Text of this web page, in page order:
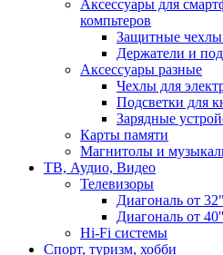
Аксессуары для
компьтеров
Защитные
Держатели и
Аксессуары разные
Чехлы для
Подсветки для
Зарядные
Карты памяти
Магнитолы и
ТВ, Аудио, Видео
Телевизоры
Диагональ от
Диагональ от
Hi-Fi системы
Спорт, туризм, хобби